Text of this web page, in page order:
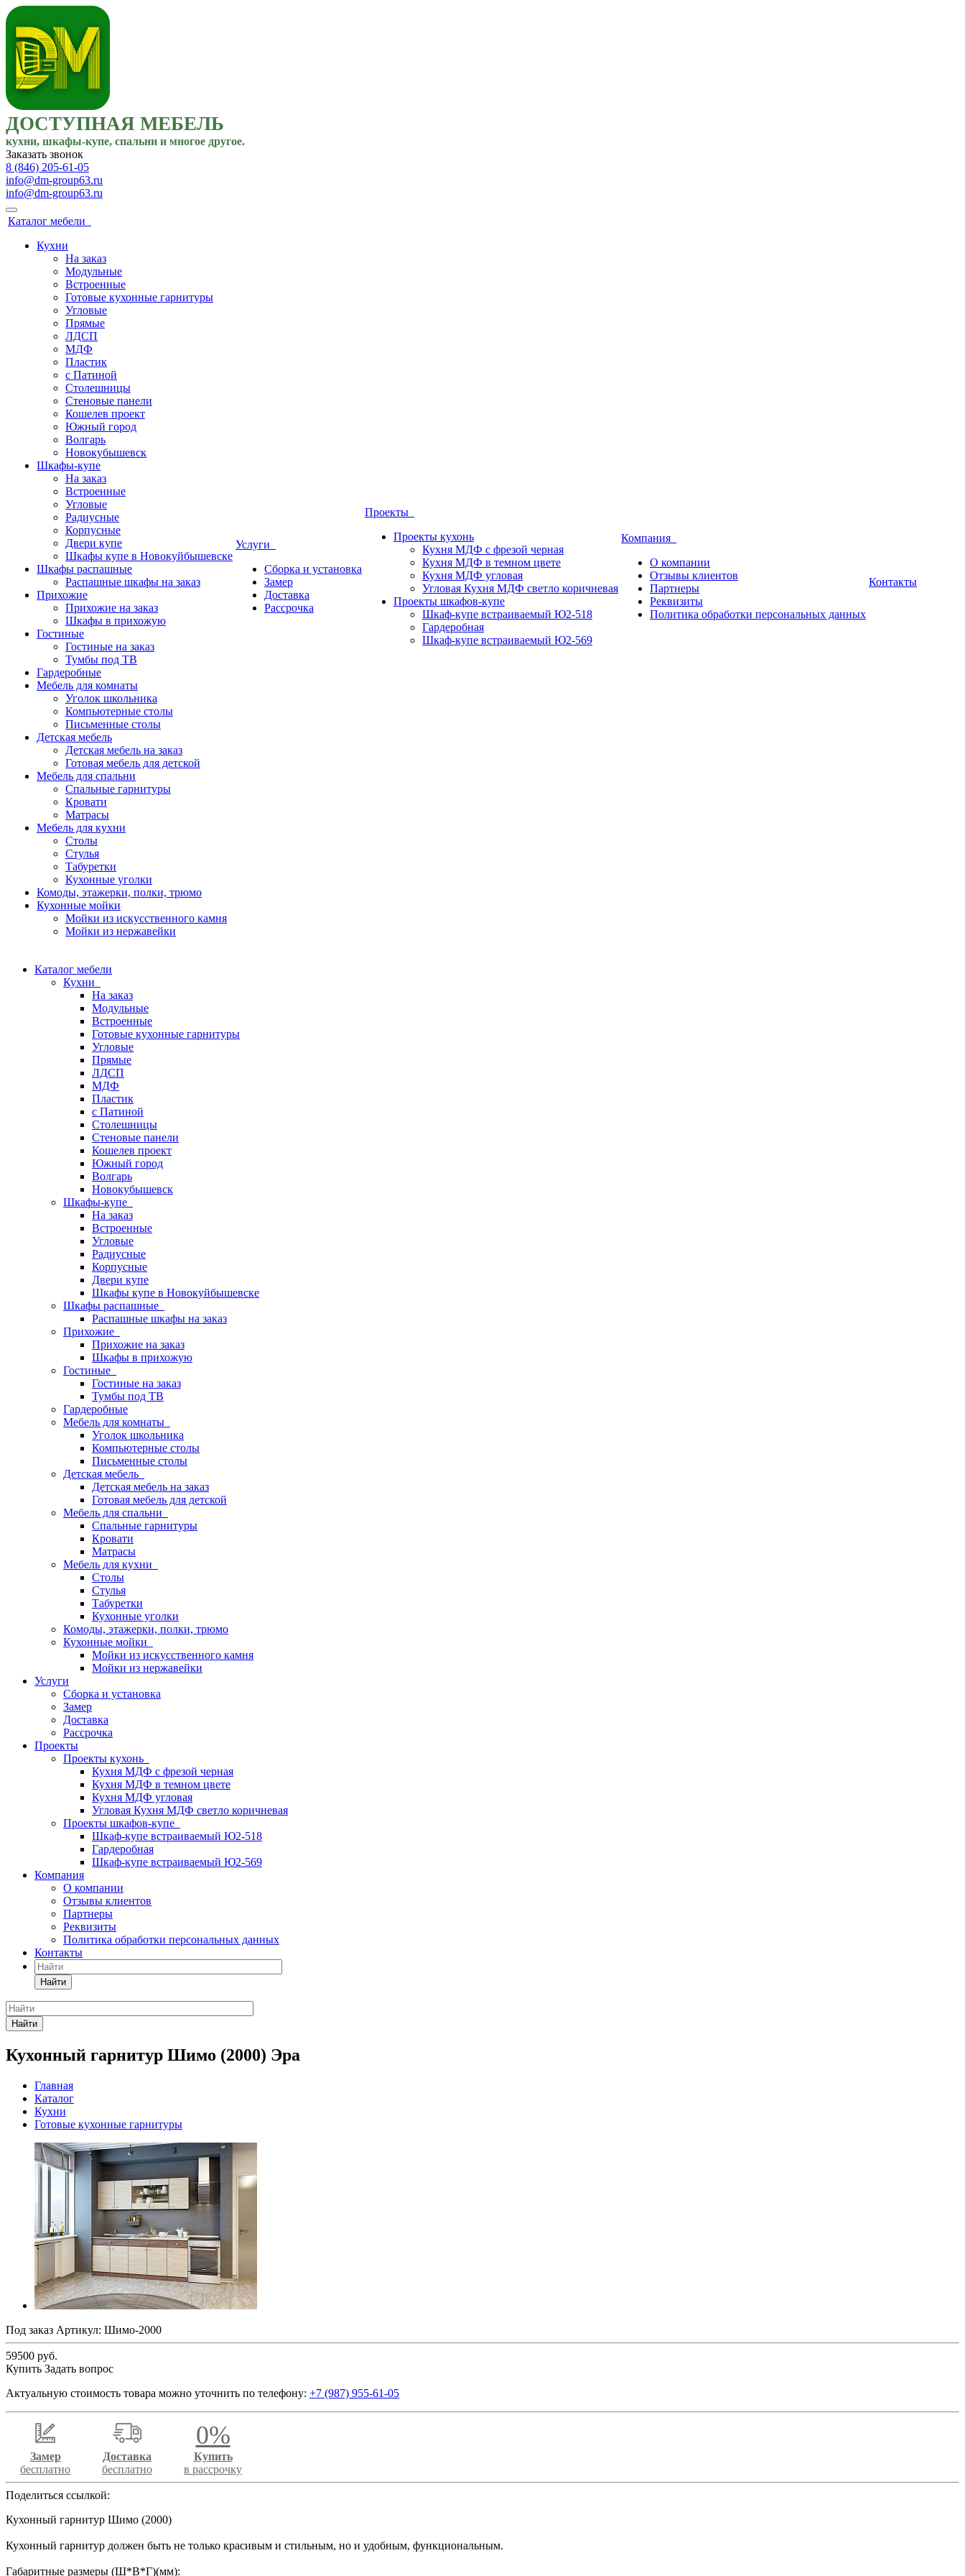
ДОСТУПНАЯ МЕБЕЛЬ
кухни, шкафы-купе, спальни и многое другое.
Заказать звонок
8 (846) 205-61-05
info@dm-group63.ru
info@dm-group63.ru
Каталог мебели
Кухни
На заказ
Модульные
Встроенные
Готовые кухонные гарнитуры
Угловые
Прямые
ЛДСП
МДФ
Пластик
с Патиной
Столешницы
Стеновые панели
Кошелев проект
Южный город
Волгарь
Новокубышевск
Шкафы-купе
На заказ
Встроенные
Угловые
Радиусные
Корпусные
Двери купе
Шкафы купе в Новокуйбышевске
Шкафы распашные
Распашные шкафы на заказ
Прихожие
Прихожие на заказ
Шкафы в прихожую
Гостиные
Гостиные на заказ
Тумбы под ТВ
Гардеробные
Мебель для комнаты
Уголок школьника
Компьютерные столы
Письменные столы
Детская мебель
Детская мебель на заказ
Готовая мебель для детской
Мебель для спальни
Спальные гарнитуры
Кровати
Матрасы
Мебель для кухни
Столы
Стулья
Табуретки
Кухонные уголки
Комоды, этажерки, полки, трюмо
Кухонные мойки
Мойки из искусственного камня
Мойки из нержавейки
Услуги
Сборка и установка
Замер
Доставка
Рассрочка
Проекты
Проекты кухонь
Кухня МДФ с фрезой черная
Кухня МДФ в темном цвете
Кухня МДФ угловая
Угловая Кухня МДФ светло коричневая
Проекты шкафов-купе
Шкаф-купе встраиваемый Ю2-518
Гардеробная
Шкаф-купе встраиваемый Ю2-569
Компания
О компании
Отзывы клиентов
Партнеры
Реквизиты
Политика обработки персональных данных
Контакты
Каталог мебели
Кухни
На заказ
Модульные
Встроенные
Готовые кухонные гарнитуры
Угловые
Прямые
ЛДСП
МДФ
Пластик
с Патиной
Столешницы
Стеновые панели
Кошелев проект
Южный город
Волгарь
Новокубышевск
Шкафы-купе
На заказ
Встроенные
Угловые
Радиусные
Корпусные
Двери купе
Шкафы купе в Новокуйбышевске
Шкафы распашные
Распашные шкафы на заказ
Прихожие
Прихожие на заказ
Шкафы в прихожую
Гостиные
Гостиные на заказ
Тумбы под ТВ
Гардеробные
Мебель для комнаты
Уголок школьника
Компьютерные столы
Письменные столы
Детская мебель
Детская мебель на заказ
Готовая мебель для детской
Мебель для спальни
Спальные гарнитуры
Кровати
Матрасы
Мебель для кухни
Столы
Стулья
Табуретки
Кухонные уголки
Комоды, этажерки, полки, трюмо
Кухонные мойки
Мойки из искусственного камня
Мойки из нержавейки
Услуги
Сборка и установка
Замер
Доставка
Рассрочка
Проекты
Проекты кухонь
Кухня МДФ с фрезой черная
Кухня МДФ в темном цвете
Кухня МДФ угловая
Угловая Кухня МДФ светло коричневая
Проекты шкафов-купе
Шкаф-купе встраиваемый Ю2-518
Гардеробная
Шкаф-купе встраиваемый Ю2-569
Компания
О компании
Отзывы клиентов
Партнеры
Реквизиты
Политика обработки персональных данных
Контакты
Найти
Найти
Кухонный гарнитур Шимо (2000) Эра
Главная
Каталог
Кухни
Готовые кухонные гарнитуры
Под заказ Артикул: Шимо-2000
59500 руб.
Купить Задать вопрос
Актуальную стоимость товара можно уточнить по телефону: +7 (987) 955-61-05
Замер
бесплатно
Доставка
бесплатно
0%
Купить
в рассрочку
Поделиться ссылкой:
Кухонный гарнитур Шимо (2000)
Кухонный гарнитур должен быть не только красивым и стильным, но и удобным, функциональным.
Габаритные размеры (Ш*В*Г)(мм):